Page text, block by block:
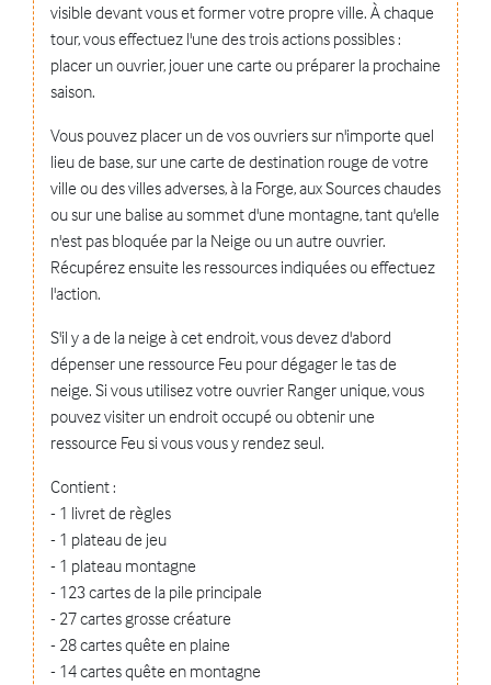
visible devant vous et former votre propre ville. À chaque
tour, vous effectuez l'une des trois actions possibles :
placer un ouvrier, jouer une carte ou préparer la prochaine
saison.
Vous pouvez placer un de vos ouvriers sur n'importe quel
lieu de base, sur une carte de destination rouge de votre
ville ou des villes adverses, à la Forge, aux Sources chaudes
ou sur une balise au sommet d'une montagne, tant qu'elle
n'est pas bloquée par la Neige ou un autre ouvrier.
Récupérez ensuite les ressources indiquées ou effectuez
l'action.
S'il y a de la neige à cet endroit, vous devez d'abord
dépenser une ressource Feu pour dégager le tas de
neige. Si vous utilisez votre ouvrier Ranger unique, vous
pouvez visiter un endroit occupé ou obtenir une
ressource Feu si vous vous y rendez seul.
Contient :
- 1 livret de règles
- 1 plateau de jeu
- 1 plateau montagne
- 123 cartes de la pile principale
- 27 cartes grosse créature
- 28 cartes quête en plaine
- 14 cartes quête en montagne